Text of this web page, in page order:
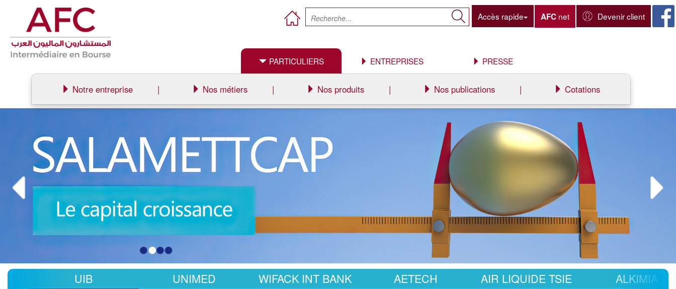
Devenir client
AFC net
Accès rapide
PARTICULIERS
Notre entreprise | Nos métiers | Nos produits | Nos publications | Cotations
ENTREPRISES PRESSE
AETECH
AIR LIQUIDE TSIE
ALKIMIA
UNIMED
WIFACK INT BANK